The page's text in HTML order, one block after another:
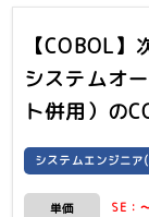
【COBOL
システムオ
ト併用） の
システムエンジニア
単価 SE：